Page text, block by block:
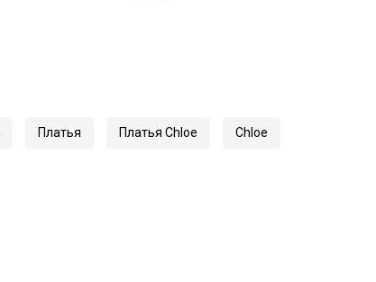
Платья Платья Chloe Chloe